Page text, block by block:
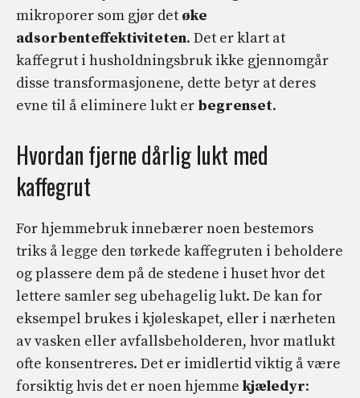
mikroporer som gjør det øke
adsorbenteffektiviteten. Det er klart at
kaffegrut i husholdningsbruk ikke gjennomgår
disse transformasjonene, dette betyr at deres
evne til å eliminere lukt er begrenset.
Hvordan fjerne dårlig lukt med
kaffegrut
For hjemmebruk innebærer noen bestemors
triks å legge den tørkede kaffegruten i beholdere
og plassere dem på de stedene i huset hvor det
lettere samler seg ubehagelig lukt. De kan for
eksempel brukes i kjøleskapet, eller i nærheten
av vasken eller avfallsbeholderen, hvor matlukt
ofte konsentreres. Det er imidlertid viktig å være
forsiktig hvis det er noen hjemme kjæledyr: